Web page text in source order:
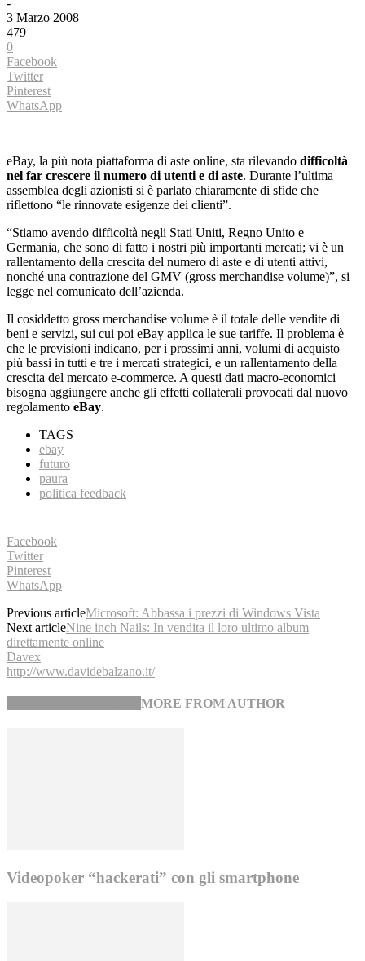
3 Marzo 2008
479
0
Facebook
Twitter
Pinterest
WhatsApp
eBay, la più nota piattaforma di aste online, sta rilevando difficoltà
nel far crescere il numero di utenti e di aste. Durante l’ultima
assemblea degli azionisti si è parlato chiaramente di sfide che
riflettono “le rinnovate esigenze dei clienti”.
“Stiamo avendo difficoltà negli Stati Uniti, Regno Unito e
Germania, che sono di fatto i nostri più importanti mercati; vi è un
rallentamento della crescita del numero di aste e di utenti attivi,
nonché una contrazione del GMV (gross merchandise volume)”, si
legge nel comunicato dell’azienda.
Il cosiddetto gross merchandise volume è il totale delle vendite di
beni e servizi, sui cui poi eBay applica le sue tariffe. Il problema è
che le previsioni indicano, per i prossimi anni, volumi di acquisto
più bassi in tutti e tre i mercati strategici, e un rallentamento della
crescita del mercato e-commerce. A questi dati macro-economici
bisogna aggiungere anche gli effetti collaterali provocati dal nuovo
regolamento eBay.
TAGS
ebay
futuro
paura
politica feedback
Facebook
Twitter
Pinterest
WhatsApp
Previous articleMicrosoft: Abbassa i prezzi di Windows Vista
Next articleNine inch Nails: In vendita il loro ultimo album
direttamente online
Davex
http://www.davidebalzano.it/
MORE FROM AUTHOR
Videopoker “hackerati” con gli smartphone